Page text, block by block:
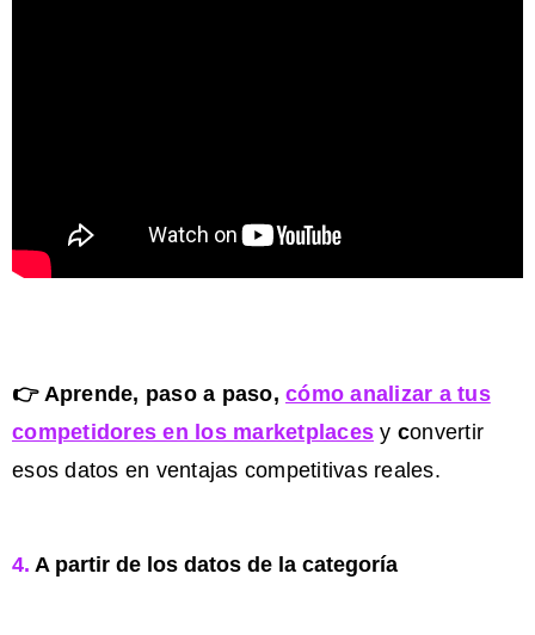
👉 Aprende, paso a paso, cómo analizar a tus
competidores en los marketplaces y convertir
esos datos en ventajas competitivas reales.
4. A partir de los datos de la categoría